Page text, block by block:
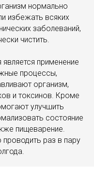
нормально
избежать всяких
заболеваний,
чистить.
применение
процессы,
организм,
и токсинов. Кроме
улучшить
состояние
пищеварение.
раз в пару